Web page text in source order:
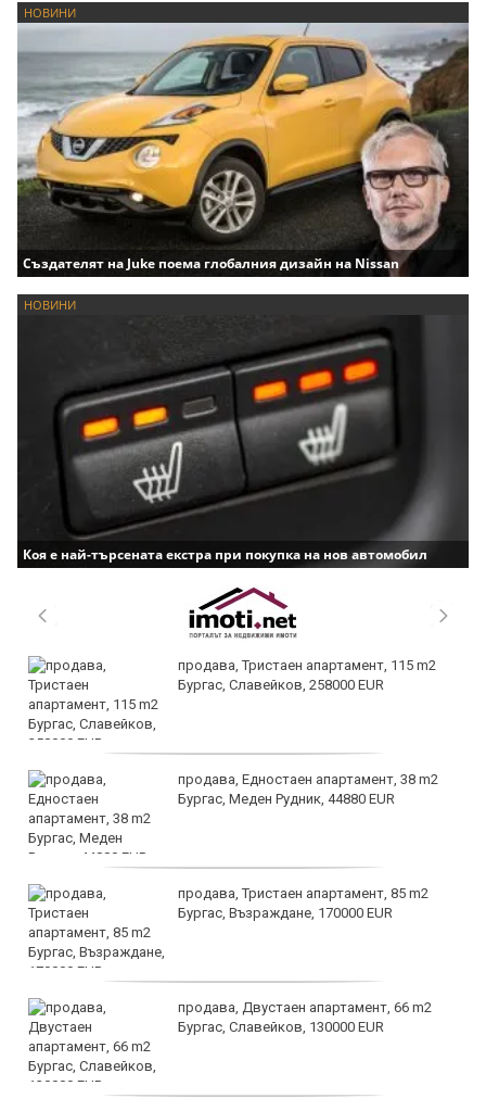
НОВИНИ
Създателят на Juke поема глобалния дизайн на Nissan
НОВИНИ
Коя е най-търсената екстра при покупка на нов автомобил
продава, Тристаен апартамент, 115 m2
Бургас, Славейков, 258000 EUR
продава, Едностаен апартамент, 38 m2
Бургас, Меден Рудник, 44880 EUR
продава, Тристаен апартамент, 85 m2
Бургас, Възраждане, 170000 EUR
продава, Двустаен апартамент, 66 m2
Бургас, Славейков, 130000 EUR